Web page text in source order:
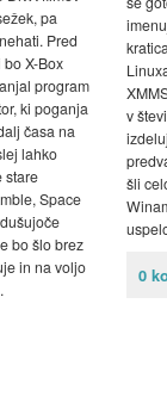
pa
Pred
X-Box
program
ki poganja
časa na
lahko
stare
Space
bo šlo brez
in na voljo
v
šli
0